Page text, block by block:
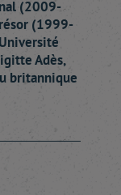
(2009-
(1999-
Adès,
britannique